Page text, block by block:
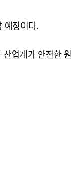
예정이다.
업계가 안전한